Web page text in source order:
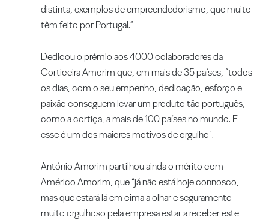
distinta, exemplos de empreendedorismo, que muito
têm feito por Portugal.”
Dedicou o prémio aos 4000 colaboradores da
Corticeira Amorim que, em mais de 35 países, “todos
os dias, com o seu empenho, dedicação, esforço e
paixão conseguem levar um produto tão português,
como a cortiça, a mais de 100 países no mundo. E
esse é um dos maiores motivos de orgulho”.
António Amorim partilhou ainda o mérito com
Américo Amorim, que “já não está hoje connosco,
mas que estará lá em cima a olhar e seguramente
muito orgulhoso pela empresa estar a receber este